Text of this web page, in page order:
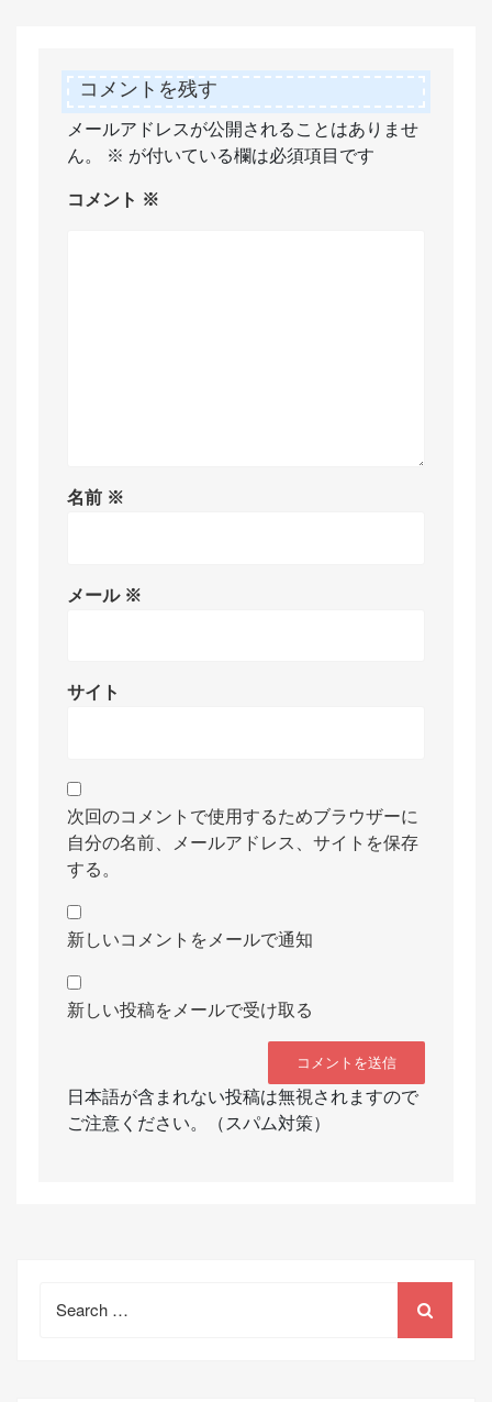
コメントを残す
メールアドレスが公開されることはありませ
ん。
※ が付いている欄は必須項目です
コメント ※
名前 ※
メール ※
サイト
次回のコメントで使用するためブラウザーに
自分の名前、メールアドレス、サイトを保存
する。
新しいコメントをメールで通知
新しい投稿をメールで受け取る
日本語が含まれない投稿は無視されますので
ご注意ください。（スパム対策）
for: